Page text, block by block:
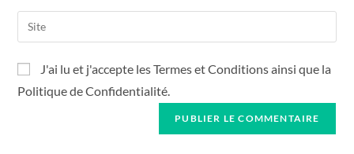
comment
email
address
comment
Saisir
l’URL
votre
site
J'ai lu et j'accepte les Termes et Conditions ainsi que la
Politique de Confidentialité.